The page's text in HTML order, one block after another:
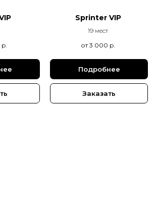
р.
Sprinter VIP
19 мест
от 3 000 р.
Подробнее
Заказать